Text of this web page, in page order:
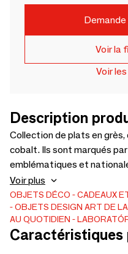
Voir la
Voir
Description
Collection de plats en grès,
cobalt. Ils sont marqués
emblématiques et
Chaque plat est complété
plusieurs options en cours
au lave-vaisselle, au micro-
Voir plus
OBJETS DÉCO
CADEAUX
OBJETS DESIGN ART DE
AU QUOTIDIEN
Caractéristiques